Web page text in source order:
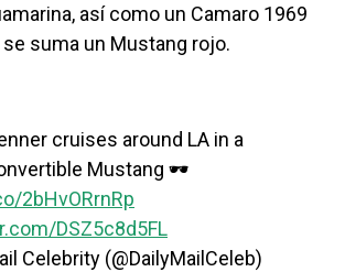
así como un Camaro 1969
se suma un Mustang rojo.
cruises around LA in a
Mustang 🕶
2bHvORrnRp
DSZ5c8d5FL
Celebrity (@DailyMailCeleb)